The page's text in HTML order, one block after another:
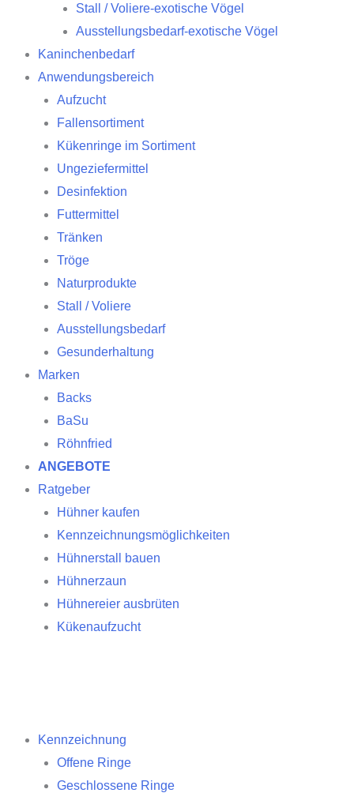
Stall / Voliere-exotische Vögel
Ausstellungsbedarf-exotische Vögel
Kaninchenbedarf
Anwendungsbereich
Aufzucht
Fallensortiment
Kükenringe im Sortiment
Ungeziefermittel
Desinfektion
Futtermittel
Tränken
Tröge
Naturprodukte
Stall / Voliere
Ausstellungsbedarf
Gesunderhaltung
Marken
Backs
BaSu
Röhnfried
ANGEBOTE
Ratgeber
Hühner kaufen
Kennzeichnungsmöglichkeiten
Hühnerstall bauen
Hühnerzaun
Hühnereier ausbrüten
Kükenaufzucht
Kennzeichnung
Offene Ringe
Geschlossene Ringe